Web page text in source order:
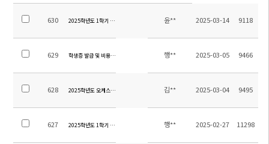
630 2025학년도 1학기 초등 방과후학교 수강신청 안내
윤** 2025-03-14 9118
629 학생증 발급 및 비용 관련 안내 행** 2025-03-05 9466
628 2025학년도 오케스트라 오디션 지정곡 안내 김** 2025-03-04 9495
627 2025학년도 1학기 전체학생 스쿨버스 탑승자 명단 및 노선
행** 2025-02-27 11298